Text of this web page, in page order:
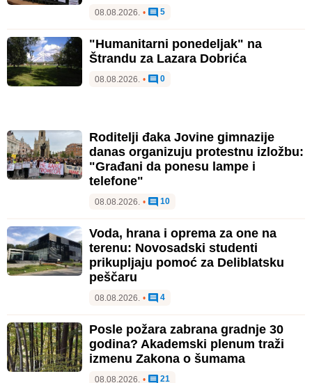
08.08.2026. • 5
"Humanitarni ponedeljak" na
Štrandu za Lazara Dobrića
08.08.2026. • 0
Roditelji đaka Jovine gimnazije
danas organizuju protestnu izložbu:
"Građani da ponesu lampe i
telefone"
08.08.2026. • 10
Voda, hrana i oprema za one na
terenu: Novosadski studenti
prikupljaju pomoć za Deliblatsku
peščaru
08.08.2026. • 4
Posle požara zabrana gradnje 30
godina? Akademski plenum traži
izmenu Zakona o šumama
08.08.2026. • 21